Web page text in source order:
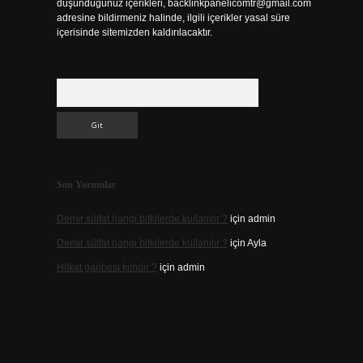
düşündüğünüz içerikleri, backlinkpanelicomtr@gmail.com
adresine bildirmeniz halinde, ilgili içerikler yasal süre
içerisinde sitemizden kaldırılacaktır.
Son Yorumlar
Demir sülfat hangi bitkilerde kullanılır ? için admin
Demir sülfat hangi bitkilerde kullanılır ? için Ayla
Hilkat garibesi kimdir ? için admin